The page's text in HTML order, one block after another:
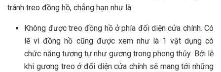
tránh treo đồng hồ, chẳng hạn như là
Không được treo đồng hồ ở phía đối diện cửa chính. Có
lẽ vì đồng hồ cũng được xem như là 1 vật dụng có
chức năng tương tự như gương trong phong thủy. Bởi lẽ
khi gương treo ở đối diện cửa chính sẽ mang tới những